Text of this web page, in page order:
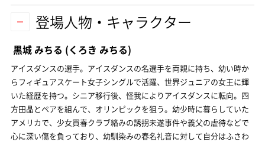
登場人物・キャラクター
黒城 みちる (くろき みちる)
アイスダンスの選手。アイスダンスの名選手を両親に持ち、幼い時か
らフィギュアスケート女子シングルで活躍、世界ジュニアの女王に輝
いた経歴を持つ。シニア移行後、怪我によりアイスダンスに転向。四
方田晶とペアを組んで、オリンピックを狙う。幼少時に暮らしていた
アメリカで、少女買春クラブ絡みの誘拐未遂事件や義父の虐待などで
心に深い傷を負っており、幼馴染みの春名礼音に対して自分はふさわ